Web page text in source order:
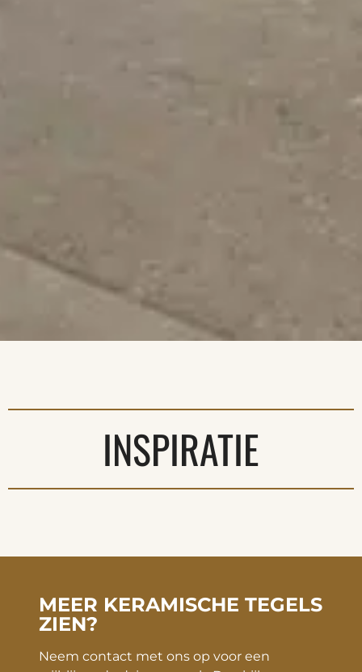
INSPIRATIE
MEER KERAMISCHE TEGELS
ZIEN?
Neem contact met ons op voor een